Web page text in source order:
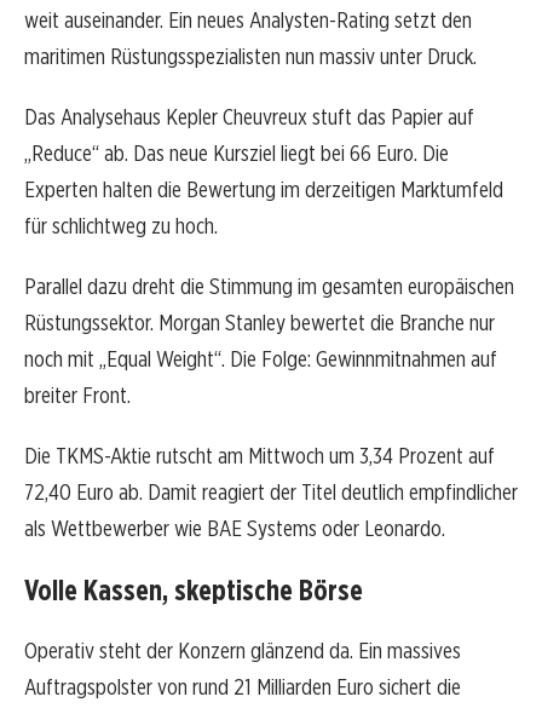
weit auseinander. Ein neues Analysten-Rating setzt den
maritimen Rüstungsspezialisten nun massiv unter Druck.
Das Analysehaus Kepler Cheuvreux stuft das Papier auf
„Reduce“ ab. Das neue Kursziel liegt bei 66 Euro. Die
Experten halten die Bewertung im derzeitigen Marktumfeld
für schlichtweg zu hoch.
Parallel dazu dreht die Stimmung im gesamten europäischen
Rüstungssektor. Morgan Stanley bewertet die Branche nur
noch mit „Equal Weight“. Die Folge: Gewinnmitnahmen auf
breiter Front.
Die TKMS-Aktie rutscht am Mittwoch um 3,34 Prozent auf
72,40 Euro ab. Damit reagiert der Titel deutlich empfindlicher
als Wettbewerber wie BAE Systems oder Leonardo.
Volle Kassen, skeptische Börse
Operativ steht der Konzern glänzend da. Ein massives
Auftragspolster von rund 21 Milliarden Euro sichert die